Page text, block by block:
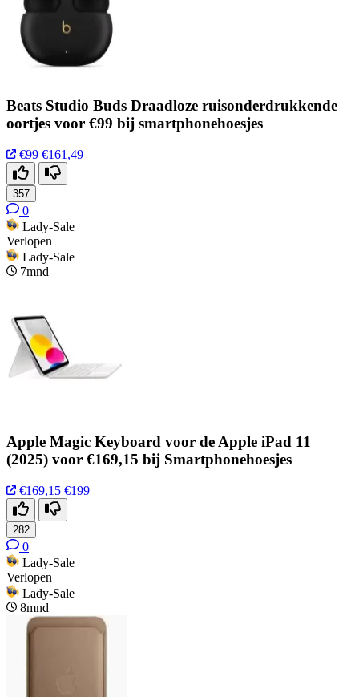
Beats Studio Buds Draadloze ruisonderdrukkende
oortjes voor €99 bij smartphonehoesjes
€99 €161,49
357
0
Lady-Sale
Verlopen
Lady-Sale
7mnd
Apple Magic Keyboard voor de Apple iPad 11
(2025) voor €169,15 bij Smartphonehoesjes
€169,15 €199
282
0
Lady-Sale
Verlopen
Lady-Sale
8mnd